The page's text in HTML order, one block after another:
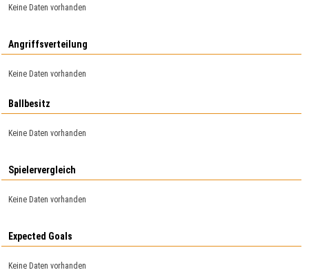
Keine Daten vorhanden
Angriffsverteilung
Keine Daten vorhanden
Ballbesitz
Keine Daten vorhanden
Spielervergleich
Keine Daten vorhanden
Expected Goals
Keine Daten vorhanden